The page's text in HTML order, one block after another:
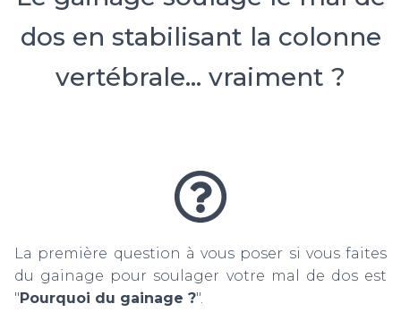
dos en stabilisant la colonne
vertébrale... vraiment ?
La première question à vous poser si vous faites
du gainage pour soulager votre mal de dos est
"Pourquoi du gainage ?".